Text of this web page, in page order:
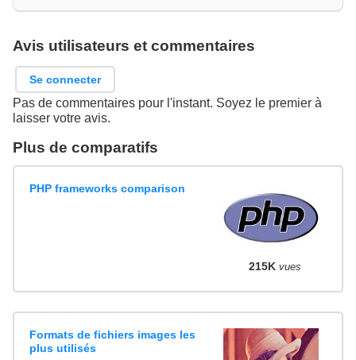
Avis utilisateurs et commentaires
Se connecter
Pas de commentaires pour l'instant. Soyez le premier à
laisser votre avis.
Plus de comparatifs
PHP frameworks comparison
215K vues
Formats de fichiers images les
plus utilisés